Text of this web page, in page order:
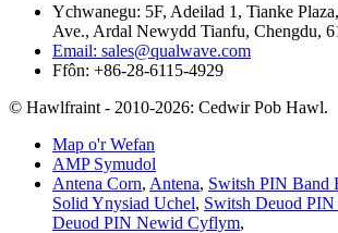
Ychwanegu: 5F, Adeilad 1, Tianke
Ave., Ardal Newydd Tianfu, Chengdu,
Email: sales@qualwave.com
Ffôn: +86-28-6115-4929
© Hawlfraint - 2010-2026: Cedwir Pob Hawl.
Map o'r Wefan
AMP Symudol
Antena Corn, Antena, Switsh PIN Band
Solid Ynysiad Uchel, Switsh Deuod
Deuod PIN Newid Cyflym,